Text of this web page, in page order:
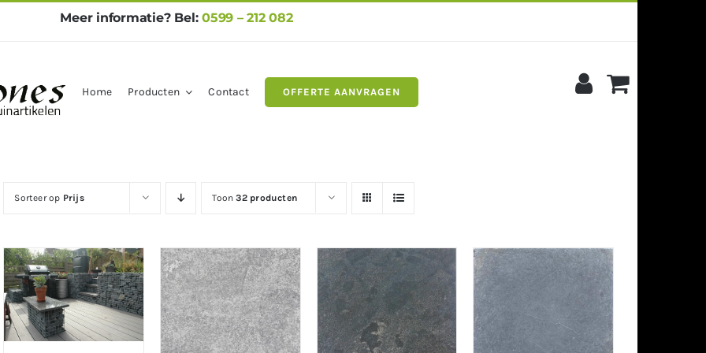
Meer informatie? Bel:0599 – 212 082
Home Producten Contact OFFERTE AANVRAGEN
Sorteer op Prijs Toon32 producten